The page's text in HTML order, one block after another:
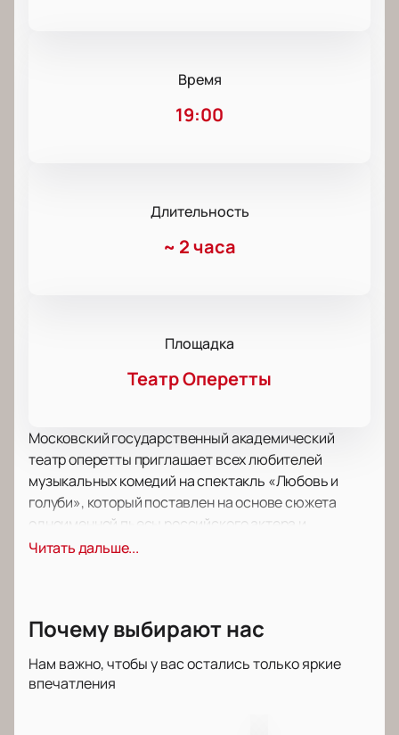
Время
19:00
Длительность
~ 2 часа
Площадка
Театр Оперетты
Московский государственный академический
театр оперетты приглашает всех любителей
музыкальных комедий на спектакль «Любовь и
голуби», который поставлен на основе сюжета
одноименной пьесы российского актера и
драматурга Владимира Гуркина, написанной
актеров исполняют: Александр Маркелов,
Заслуженная артистка России, Елена Сошникова,
Заслуженная артистка России, Наталия Мельник,
Читать дальше...
Почему выбирают нас
Нам важно, чтобы у вас остались только яркие
впечатления